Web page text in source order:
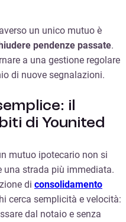
un unico mutuo è
pendenze passate.
a una gestione regolare
di nuove segnalazioni.
il
di Younited
mutuo ipotecario non si
una strada più immediata.
di consolidamento
cerca semplicità e velocità:
dal notaio e senza